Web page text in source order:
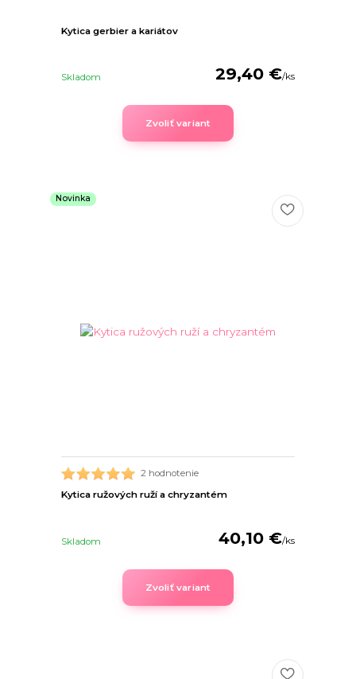
Kytica gerbier a kariátov
29,40 €/ks
Skladom
Zvoliť variant
Novinka
2 hodnotenie
Kytica ružových ruží a chryzantém
40,10 €/ks
Skladom
Zvoliť variant